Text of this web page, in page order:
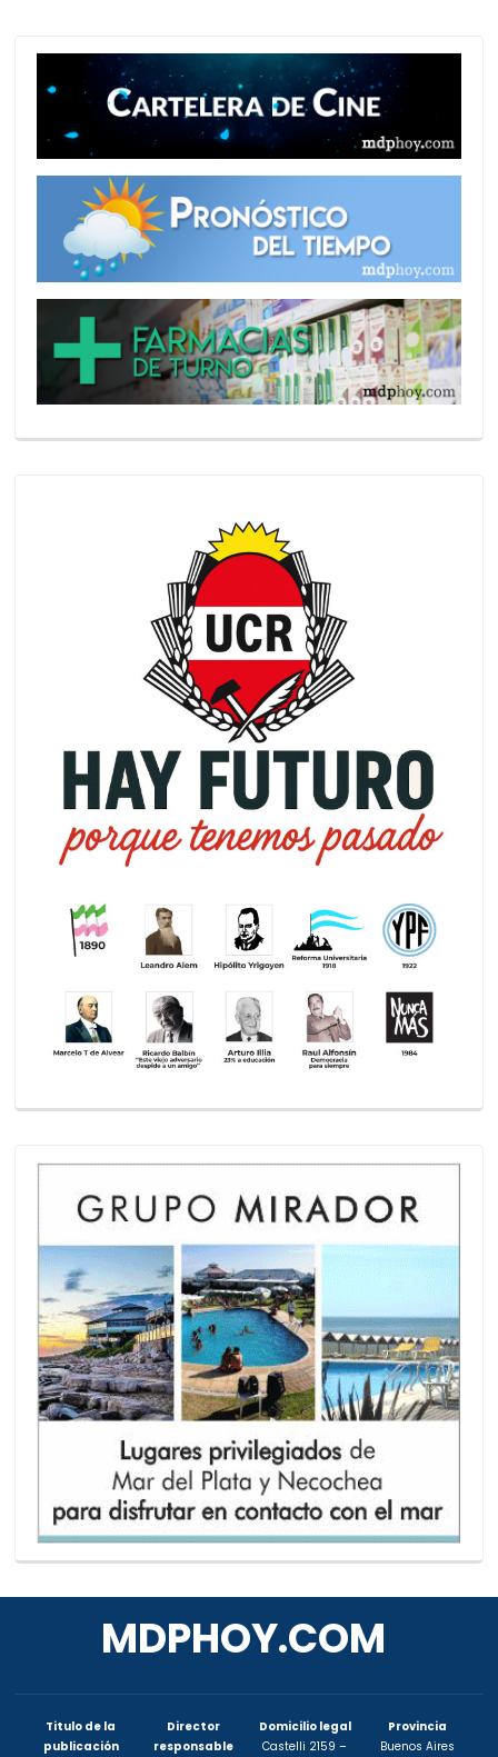
MDPHOY.COM
Titulo de la
publicación
Director
responsable
Domicilio legal
Castelli 2159 –
Provincia
Buenos Aires